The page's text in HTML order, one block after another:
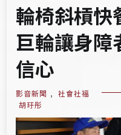
輪椅斜槓快
巨輪讓身障
信心
影音新聞 , 社會社福
胡玗彤